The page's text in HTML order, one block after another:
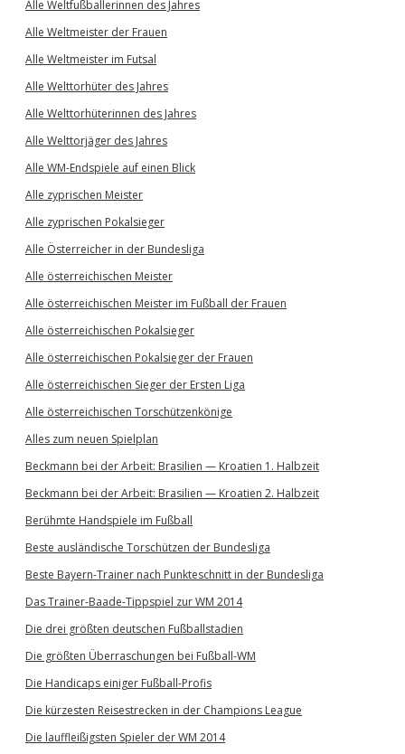
Alle Weltfußballerinnen des Jahres
Alle Weltmeister der Frauen
Alle Weltmeister im Futsal
Alle Welttorhüter des Jahres
Alle Welttorhüterinnen des Jahres
Alle Welttorjäger des Jahres
Alle WM-Endspiele auf einen Blick
Alle zyprischen Meister
Alle zyprischen Pokalsieger
Alle Österreicher in der Bundesliga
Alle österreichischen Meister
Alle österreichischen Meister im Fußball der Frauen
Alle österreichischen Pokalsieger
Alle österreichischen Pokalsieger der Frauen
Alle österreichischen Sieger der Ersten Liga
Alle österreichischen Torschützenkönige
Alles zum neuen Spielplan
Beckmann bei der Arbeit: Brasilien — Kroatien 1. Halbzeit
Beckmann bei der Arbeit: Brasilien — Kroatien 2. Halbzeit
Berühmte Handspiele im Fußball
Beste ausländische Torschützen der Bundesliga
Beste Bayern-Trainer nach Punkteschnitt in der Bundesliga
Das Trainer-Baade-Tippspiel zur WM 2014
Die drei größten deutschen Fußballstadien
Die größten Überraschungen bei Fußball-WM
Die Handicaps einiger Fußball-Profis
Die kürzesten Reisestrecken in der Champions League
Die lauffleißigsten Spieler der WM 2014